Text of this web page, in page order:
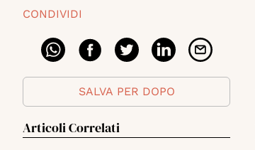
CONDIVIDI
SALVA PER DOPO
Articoli Correlati